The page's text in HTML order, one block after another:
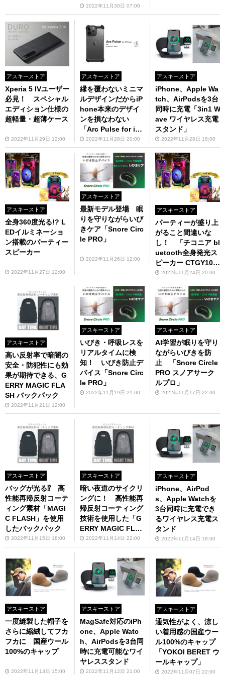
2022年11月30日 07:00
アスキーストア
Xperia 5 IVユーザー
必見！ スペシャル
エディション仕様の
超軽量・超薄ケース
2022年11月29日 12:00
アスキーストア
縁を覆わないミニマ
ルデザインだからiP
hone本来のデザイ
ンを損なわない
「Arc Pulse for iPh
one14 Pro／Arc Pu
lse for iPhone14 P
ro Max​​​​​​​」11月下旬
発売
2022年11月28日 20:00
アスキーストア
iPhone、Apple Wa
tch、AirPodsを3台
同時に充電「3in1 W
ave ワイヤレス充電
スタンド」
2022年11月28日 18:00
アスキーストア
全身360度光る!? L
EDイルミネーショ
ン搭載のパーティー
スピーカー
2022年11月27日 12:00
アスキーストア
最新モデル登場 眠
りを守りながらいび
きケア「Snore Circ
le PRO」
2022年11月26日 12:00
アスキーストア
パーティーが盛り上
がること間違いな
し！ 「チコニア bl
uetooth全身発光ス
ピーカー CTGY10
A」2022年11月24日 20:00
アスキーストア
高い反射率で暗闇の
安全・防犯性にも効
果が期待できる、G
ERRY MAGIC FLA
SH バックパック
2022年11月21日 12:00
アスキーストア
いびき・呼吸レスを
リアルタイムに検
知！ いびき防止デ
バイス「Snore Circ
le PRO」
2022年11月19日 21:00
アスキーストア
AI学習が眠りを守り
ながらいびきを防
止 「Snore Circle
PRO スノアサーク
ルプロ」
2022年11月17日 22:00
アスキーストア
バッグが光る⁉ 高
性能再帰反射コーテ
ィング素材「MAGI
C FLASH」を使用
したバックパック
2022年11月15日 18:00
アスキーストア
暗い夜道のサイクリ
ングに！ 高性能再
帰反射コーティング
技術を使用した「G
ERRY MAGIC FLA
SH バックパック」
販売中
2022年11月14日 22:00
アスキーストア
iPhone、AirPod
s、Apple Watchを
3台同時に充電でき
るワイヤレス充電ス
タンド
2022年11月14日 18:00
アスキーストア
一度縫製した帽子を
さらに縮絨してフカ
フカに 国産ウール
100%のキャップ
2022年11月13日 15:00
アスキーストア
MagSafe対応のiPh
one、Apple Watc
h、AirPodsを3台同
時に充電可能なワイ
ヤレススタンド
2022年11月12日 21:00
アスキーストア
通気性がよく、涼し
い着用感の国産ウー
ル100%のキャップ
「YOKOI BERET ウ
ールキャップ」
2022年11月07日 22:00